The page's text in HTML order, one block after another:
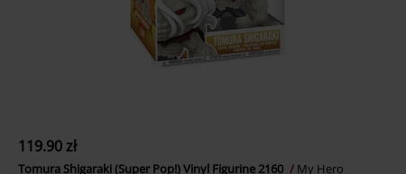
119.90 zł
Tomura Shigaraki (Super Pop!) Vinyl Figurine 2160
My Hero